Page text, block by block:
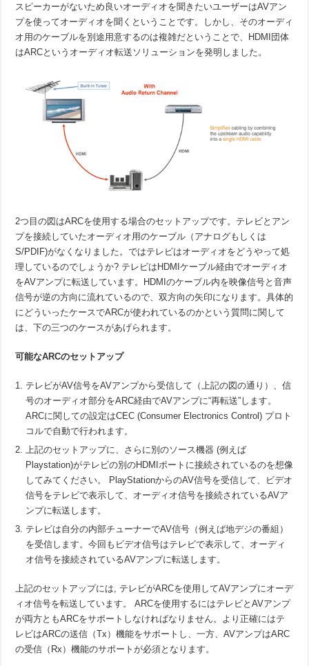
スピーカーがないため良いオーディオを聞きたいユーザーはAVアン
プを使ってオーディオを聞くということです。しかし、そのオーディ
オ用のケーブルを別途用意するのは複雑だということで、HDMI団体
はARCというオーディオ転送ソリューションを発明しました。
2つ目の図はARCを使用する場合のセットアップです。テレビとアン
プを接続していたオーディオ用のケーブル（アナログもしくは
S/PDIF)がなくなりました。ではテレビはオーディオをどうやって処
理しているのでしょうか? テレビはHDMIケーブル経由でオーディオ
をAVアンプに転送しています。HDMIのケーブル内を映像信号と音声
信号が逆の方向に流れているので、双方向の矢印になります。具体的
にどういったケースでARCが使われているのかという質問に関して
は、下の三つのケースがあげられます。
可能なARCのセットアップ
テレビがAV信号をAVアンプから受信して（上記の図の通り）、信
号のオーディオ部分をARC経由でAVアンプに“再転送”します。
ARCに関しての設定はCEC (Consumer Electronics Control) プロト
コルで自動で行われます。
上記のセットアップに、さらに別のソース機器 (例えば
Playstation)がテレビの別のHDMIポートに接続されているのを想像
してみてください。 PlayStationからのAV信号を受信して、ビデオ
信号をテレビで表示して、オーディオ信号を接続されているAVア
ンプに転送します。
テレビは自分の内部チューナーでAV信号（例えば地デジの番組）
を受信します。今回もビデオ信号はテレビで表示して、オーディ
オ信号を接続されているAVアンプに転送します。
上記のセットアップには, テレビがARCを使用してAVアンプにオーデ
ィオ信号を転送しています。 ARCを使用するにはテレビとAVアンプ
が両方ともARCをサポートしなければなりません。より正確にはテ
レビはARCの送信（Tx）機能をサポートし、一方、AVアンプはARC
の受信（Rx）機能のサポートが必須となります。